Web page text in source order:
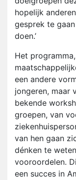
hopelijk
gesprek te
doen.’
Het
een andere
jongeren, maar
bekende
groepen, van
van hen gaan
dénken te
vooroordelen.
een succes in